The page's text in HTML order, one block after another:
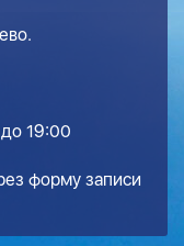
19:00
форму записи